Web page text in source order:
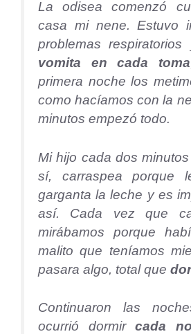
La odisea comenzó
casa mi nene. Estuvo
problemas
vomita en cada toma
primera noche los
como hacíamos con la
minutos empezó todo.
Mi hijo cada dos
sí, carraspea porque
garganta la leche y es
así. Cada vez que
mirábamos porque
malito que teníamos
pasara algo, total que
Continuaron las
ocurrió dormircada